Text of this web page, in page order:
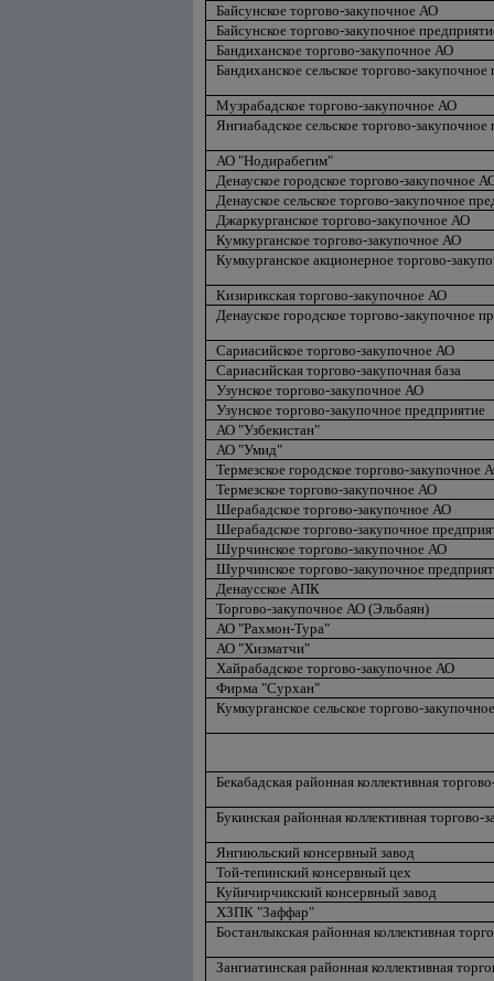
Байсунское торгово-закупочное АО
Байсунское торгово-закупочное
Бандиханское торгово-закупочное АО
Бандиханское сельское торгово-закупочное
Музрабадское торгово-закупочное АО
Янгиабадское сельское торгово-закупочное
АО "Нодирабегим"
Денауское городское торгово-закупочное
Денауское сельское торгово-закупочное
Джаркурганское торгово-закупочное АО
Кумкурганское торгово-закупочное АО
Кумкурганское акционерное торгово-
Кизирикская торгово-закупочное АО
Денауское городское торгово-закупочное
Сариасийское торгово-закупочное АО
Сариасийская торгово-закупочная база
Узунское торгово-закупочное АО
Узунское торгово-закупочное предприятие
АО "Узбекистан"
АО "Умид"
Термезское городское торгово-закупочное
Термезское торгово-закупочное АО
Шерабадское торгово-закупочное АО
Шерабадское торгово-закупочное
Шурчинское торгово-закупочное АО
Шурчинское торгово-закупочное
Денаусское АПК
Торгово-закупочное АО (Эльбаян)
АО "Рахмон-Тура"
АО "Хизматчи"
Хайрабадское торгово-закупочное АО
Фирма "Сурхан"
Кумкурганское сельское торгово-
Бекабадская районная коллективная
Букинская районная коллективная торгово-
Янгиюльский консервный завод
Той-тепинский консервный цех
Куйичирчикский консервный завод
ХЗПК "Заффар"
Бостанлыкская районная коллективная
Зангиатинская районная коллективная